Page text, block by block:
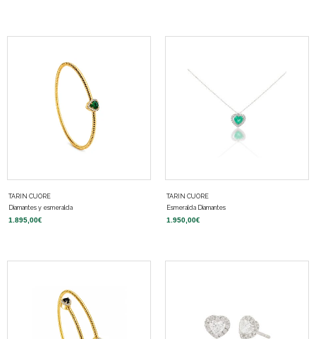
TARIN CUORE
Diamantes y esmeralda
1.895,00€
TARIN CUORE
Esmeralda Diamantes
1.950,00€